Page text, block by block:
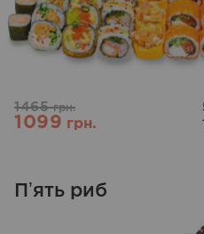
1465грн.
1099грн.
Пʼять риб